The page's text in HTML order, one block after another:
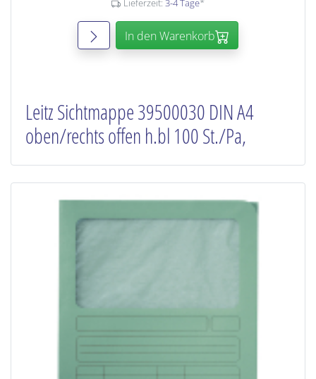
Lieferzeit: 3-4 Tage*
In den Warenkorb
Leitz Sichtmappe 39500030 DIN A4
oben/rechts offen h.bl 100 St./Pa,